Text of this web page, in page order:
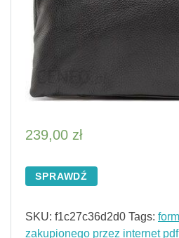
239,00 zł
SPRAWDŹ
SKU: f1c27c36d2d0 Tags:
zakupionego przez internet pdf